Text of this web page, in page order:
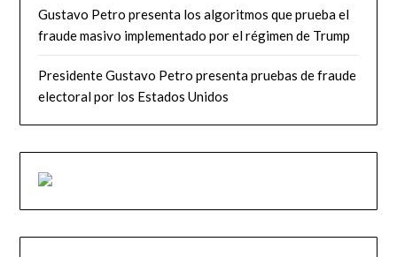
Gustavo Petro presenta los algoritmos que prueba el
fraude masivo implementado por el régimen de Trump
Presidente Gustavo Petro presenta pruebas de fraude
electoral por los Estados Unidos